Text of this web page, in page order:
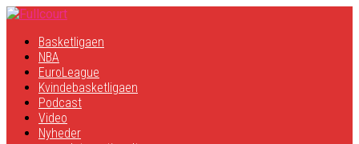
Basketligaen
NBA
EuroLeague
Kvindebasketligaen
Podcast
Video
Nyheder